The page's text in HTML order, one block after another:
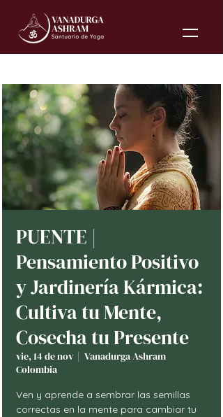
PUENTE |
Pensamiento Positivo
y Jardinería Kármica:
Cultiva tu Mente,
Cosecha tu Presente
vie, 14 de nov
  |
Vanadurga Ashram
Colombia
Ven y aprende a sembrar las semillas
correctas en la mente para cambiar tu